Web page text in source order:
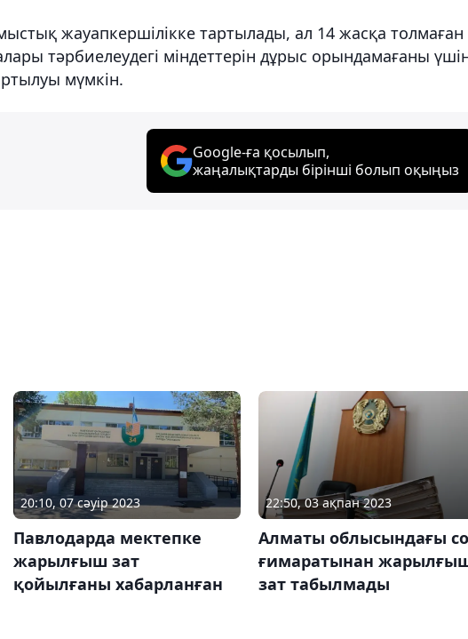
жауапкершілікке тартылады, ал 14 жасқа толмаған
тәрбиелеудегі міндеттерін дұрыс орындамағаны
мүмкін.
Google-ға қосылып,
жаңалықтарды бірінші болып оқыңыз
20:10, 07 сәуір 2023
Павлодарда мектепке
жарылғыш зат
қойылғаны хабарланған
22:50, 03 ақпан 2023
Алматы облысындағы
ғимаратынан
зат табылмады